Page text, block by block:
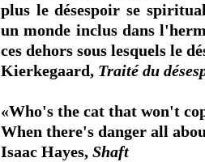
plus le désespoir se
un monde inclus dans
ces dehors sous lesquels le
Kierkegaard, Traité du
«Who's the cat that won't
When there's danger all
Isaac Hayes, Shaft